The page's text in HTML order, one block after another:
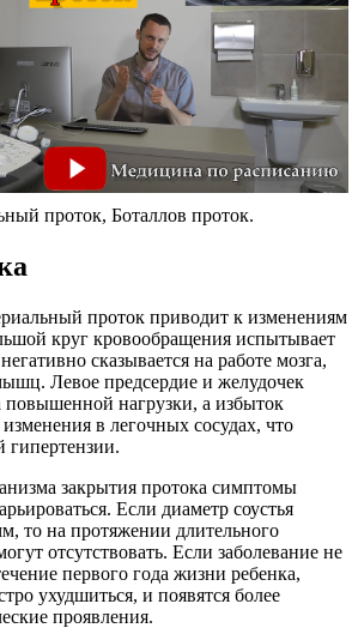
проток, Боталлов проток.
проток приводит к изменениям
круг кровообращения испытывает
сказывается на работе мозга,
Левое предсердие и желудочек
повышенной нагрузки, а избыток
в легочных сосудах, что
гипертензии.
закрытия протока симптомы
Если диаметр соустья
то на протяжении длительного
отсутствовать. Если заболевание не
первого года жизни ребенка,
ухудшиться, и появятся более
проявления.